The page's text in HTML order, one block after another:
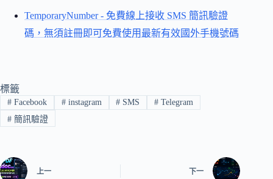
TemporaryNumber - 免費線上接收 SMS 簡訊驗證
碼，無須註冊即可免費使用最新有效國外手機號碼
標籤
#Facebook #instagram # SMS # Telegram
#簡訊驗證
上一 下一